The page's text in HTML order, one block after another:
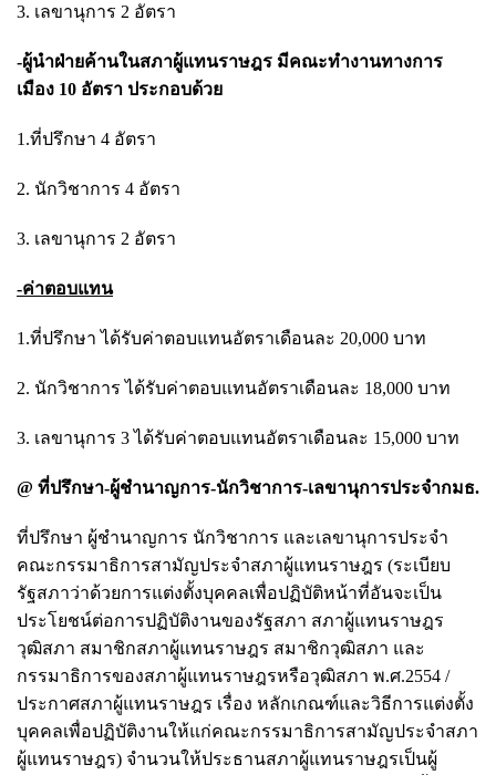
3. เลขานุการ 2 อัตรา
-ผู้นำฝ่ายค้านในสภาผู้แทนราษฎร มีคณะทำงานทางการ
เมือง 10 อัตรา ประกอบด้วย
1.ที่ปรึกษา 4 อัตรา
2. นักวิชาการ 4 อัตรา
3. เลขานุการ 2 อัตรา
-ค่าตอบแทน
1.ที่ปรึกษา ได้รับค่าตอบแทนอัตราเดือนละ 20,000 บาท
2. นักวิชาการ ได้รับค่าตอบแทนอัตราเดือนละ 18,000 บาท
3. เลขานุการ 3 ได้รับค่าตอบแทนอัตราเดือนละ 15,000 บาท
@ ที่ปรึกษา-ผู้ชำนาญการ-นักวิชาการ-เลขานุการประจำกมธ.
ที่ปรึกษา ผู้ชำนาญการ นักวิชาการ และเลขานุการประจำ
คณะกรรมาธิการสามัญประจำสภาผู้แทนราษฎร (ระเบียบ
รัฐสภาว่าด้วยการแต่งตั้งบุคคลเพื่อปฏิบัติหน้าที่อันจะเป็น
ประโยชน์ต่อการปฏิบัติงานของรัฐสภา สภาผู้แทนราษฎร
วุฒิสภา สมาชิกสภาผู้แทนราษฎร สมาชิกวุฒิสภา และ
กรรมาธิการของสภาผู้แทนราษฎรหรือวุฒิสภา พ.ศ.2554 /
ประกาศสภาผู้แทนราษฎร เรื่อง หลักเกณฑ์และวิธีการแต่งตั้ง
บุคคลเพื่อปฏิบัติงานให้แก่คณะกรรมาธิการสามัญประจำสภา
ผู้แทนราษฎร) จำนวนให้ประธานสภาผู้แทนราษฎรเป็นผู้